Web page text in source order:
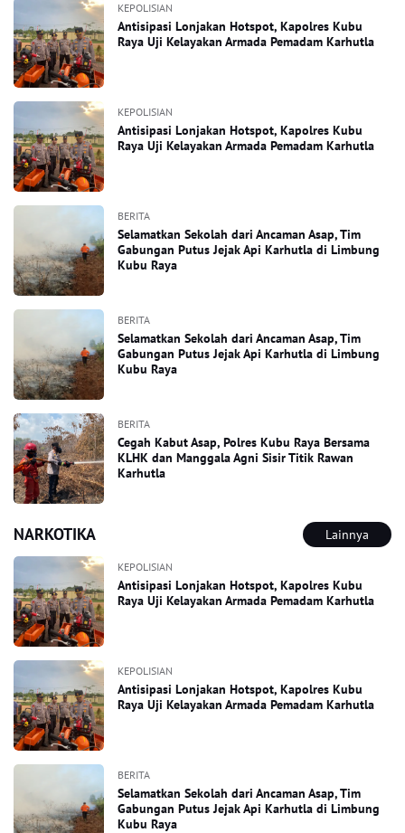
KEPOLISIAN
Antisipasi Lonjakan Hotspot, Kapolres Kubu
Raya Uji Kelayakan Armada Pemadam Karhutla
KEPOLISIAN
Antisipasi Lonjakan Hotspot, Kapolres Kubu
Raya Uji Kelayakan Armada Pemadam Karhutla
BERITA
Selamatkan Sekolah dari Ancaman Asap, Tim
Gabungan Putus Jejak Api Karhutla di Limbung
Kubu Raya
BERITA
Selamatkan Sekolah dari Ancaman Asap, Tim
Gabungan Putus Jejak Api Karhutla di Limbung
Kubu Raya
BERITA
Cegah Kabut Asap, Polres Kubu Raya Bersama
KLHK dan Manggala Agni Sisir Titik Rawan
Karhutla
NARKOTIKA Lainnya
KEPOLISIAN
Antisipasi Lonjakan Hotspot, Kapolres Kubu
Raya Uji Kelayakan Armada Pemadam Karhutla
KEPOLISIAN
Antisipasi Lonjakan Hotspot, Kapolres Kubu
Raya Uji Kelayakan Armada Pemadam Karhutla
BERITA
Selamatkan Sekolah dari Ancaman Asap, Tim
Gabungan Putus Jejak Api Karhutla di Limbung
Kubu Raya